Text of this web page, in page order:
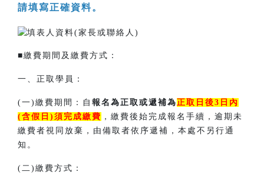
請填寫正確資料。
■繳費期間及繳費方式：
一、正取學員：
(一)繳費期間：自 報名為正取或遞補為正取日後3日內
(含假日)須完成繳費 ，繳費後始完成報名手續，逾期未
繳費者視同放棄，由備取者依序遞補，本處不另行通
知。
(二)繳費方式：